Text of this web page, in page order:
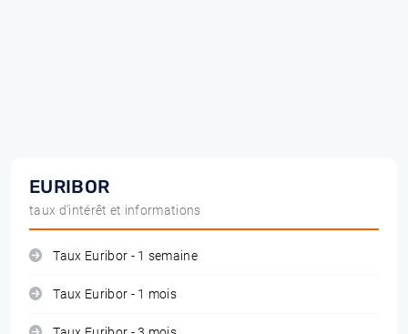
EURIBOR
taux d'intérêt et informations
Taux Euribor - 1 semaine
Taux Euribor - 1 mois